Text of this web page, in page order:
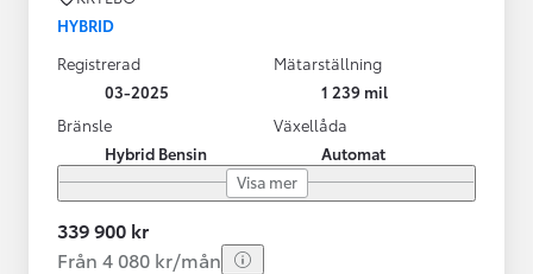
HYBRID
Registrerad
03-2025
Mätarställning
1 239 mil
Bränsle
Hybrid Bensin
Växellåda
Automat
Visa mer
339 900 kr
Från 4 080 kr/mån